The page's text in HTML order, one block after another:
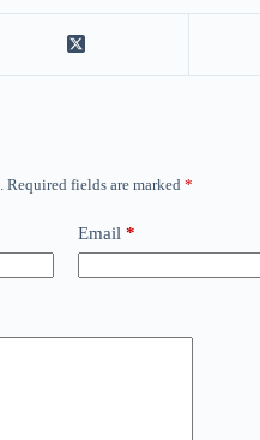
Required fields are marked *
Email *